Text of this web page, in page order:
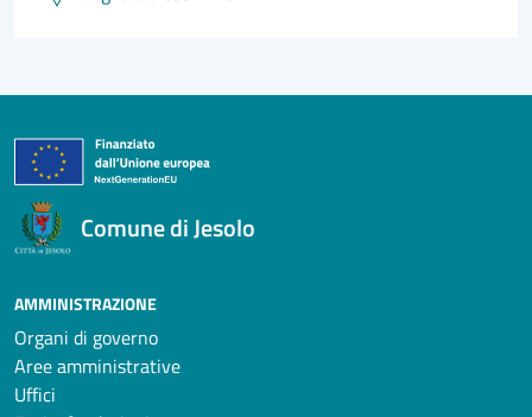
Comune di Jesolo
AMMINISTRAZIONE
Organi di governo
Aree amministrative
Uffici